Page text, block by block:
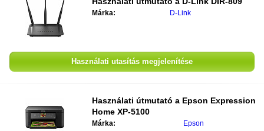
Márka: D-Link
Használati utasítás megjelenítése
Használati útmutató a Epson Expression
Home XP-5100
Márka: Epson